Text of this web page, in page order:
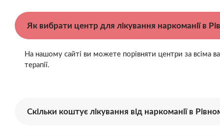
Як вибрати центр для лікування наркоманії в
На нашому сайті ви можете порівняти центри за всіма
терапії.
Скільки коштує лікування від наркоманії в